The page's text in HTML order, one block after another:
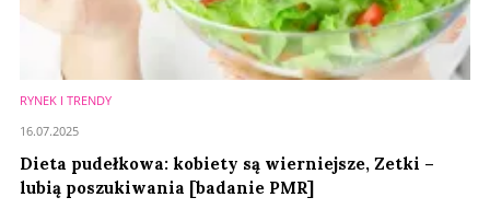
RYNEK I TRENDY
Dieta pudełkowa: kobiety są wierniejsze, Zetki –
lubią poszukiwania [badanie PMR]
16.07.2025